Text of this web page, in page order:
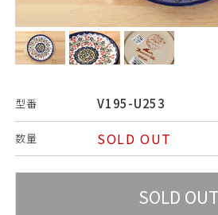
型番 V195-U253
数量 SOLD OUT